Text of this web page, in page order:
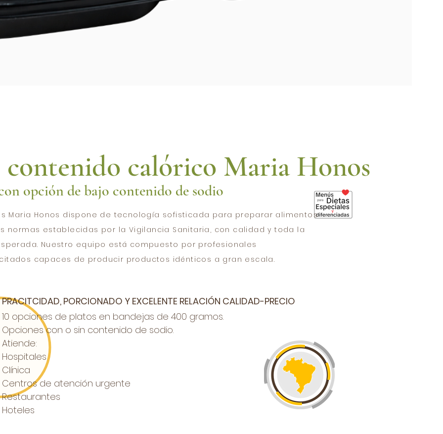
contenido calórico Maria Honos
opción de bajo contenido de sodio
Maria Honos dispone de tecnología sofisticada para preparar alimentos
normas establecidas por la Vigilancia Sanitaria, con calidad y toda la
Nuestro equipo está compuesto por profesionales
capaces de producir productos idénticos a gran escala.
PRACITCIDAD, PORCIONADO Y EXCELENTE RELACIÓN CALIDAD-PRECIO
10 opciones de platos en bandejas de 400 gramos.
Opciones con o sin contenido de sodio.
Atiende:
Hospitales
Clínica
Centros de atención urgente
Restaurantes
Hoteles